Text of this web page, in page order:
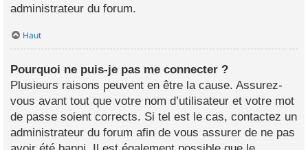
administrateur du forum.
Haut
Pourquoi ne puis-je pas me connecter ?
Plusieurs raisons peuvent en être la cause. Assurez-
vous avant tout que votre nom d’utilisateur et votre mot
de passe soient corrects. Si tel est le cas, contactez un
administrateur du forum afin de vous assurer de ne pas